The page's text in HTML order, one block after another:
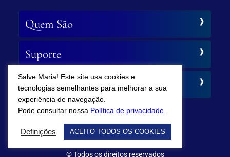
Quem São
Suporte
Siga-nos
© Todos os direitos reservados
Salve Maria! Este site usa cookies e
tecnologias semelhantes para melhorar a sua
experiência de navegação.
Pode consultar nossa Política de privacidade.
Definições ACEITO TODOS OS COOKIES